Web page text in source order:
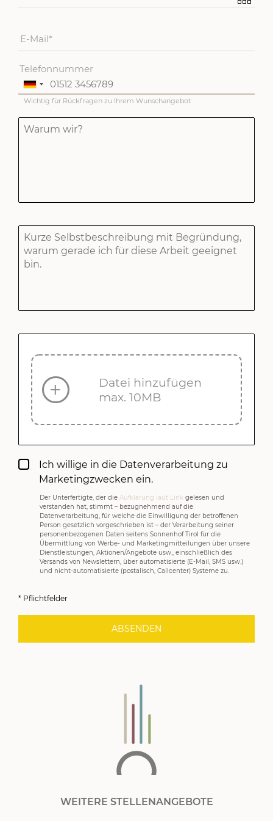
E-Mail
Wichtig für Rückfragen zu Ihrem Wunschangebot
Telefonnummer
Datei hinzufügen
max. 10MB
Ich willige in die Datenverarbeitung zu
Marketingzwecken ein.
Der Unterfertigte, der die Aufklärung laut Link gelesen und
verstanden hat, stimmt – bezugnehmend auf die
Datenverarbeitung, für welche die Einwilligung der betroffenen
Person gesetzlich vorgeschrieben ist – der Verarbeitung seiner
personenbezogenen Daten seitens Sonnenhof Tirol für die
Übermittlung von Werbe- und Marketingmitteilungen über unsere
Dienstleistungen, Aktionen/Angebote usw., einschließlich des
Versands von Newslettern, über automatisierte (E-Mail, SMS usw.)
und nicht-automatisierte (postalisch, Callcenter) Systeme zu.
* Pflichtfelder
ABSENDEN
WEITERE STELLENANGEBOTE